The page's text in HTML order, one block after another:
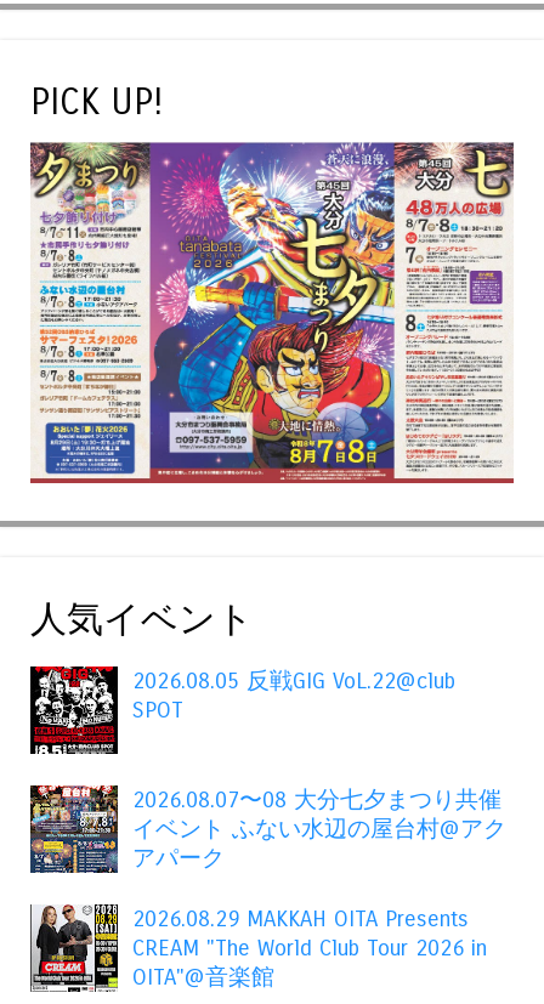
PICK UP!
人気イベント
2026.08.05 反戦GIG VoL.22@club
SPOT
2026.08.07〜08 大分七夕まつり共催
イベント ふない水辺の屋台村@アク
アパーク
2026.08.29 MAKKAH OITA Presents
CREAM "The World Club Tour 2026 in
OITA"@音楽館